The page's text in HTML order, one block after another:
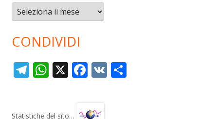
Archivi
CONDIVIDI
T W X F V
Statistiche del sito…